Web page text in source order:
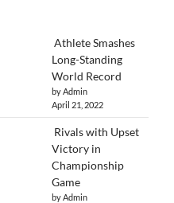
Athlete Smashes
Long-Standing
World Record
by Admin
April 21, 2022
Rivals with Upset
Victory in
Championship
Game
by Admin